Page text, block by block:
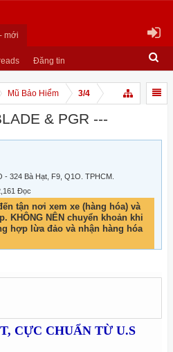
mới
Đăng tin
Mũ Bảo Hiểm 3/4
& PGR ---
- 324 Bà Hạt, F9, Q1O. TPHCM.
Đọc
tận nơi xem xe (hàng hóa) và
KHÔNG NÊN chuyển khoản khi
hợp lừa đảo và nhận hàng hóa
CỰC CHUẨN TỪ U.S